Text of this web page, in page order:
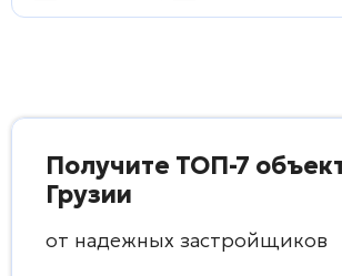
Получите ТОП-7
Грузии
от надежных застройщиков